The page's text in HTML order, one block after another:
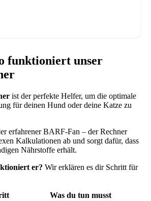
funktioniert unser
ist der perfekte Helfer, um die optimale
für deinen Hund oder deine Katze zu
erfahrener BARF-Fan – der Rechner
Kalkulationen ab und sorgt dafür, dass
Nährstoffe erhält.
er? Wir erklären es dir Schritt für
Was du tun musst